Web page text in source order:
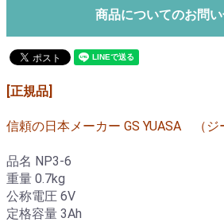
商品についてのお問
[正規品]
信頼の日本メーカー GS YUASA （ジ
品名 NP3-6
重量 0.7kg
公称電圧 6V
定格容量 3Ah